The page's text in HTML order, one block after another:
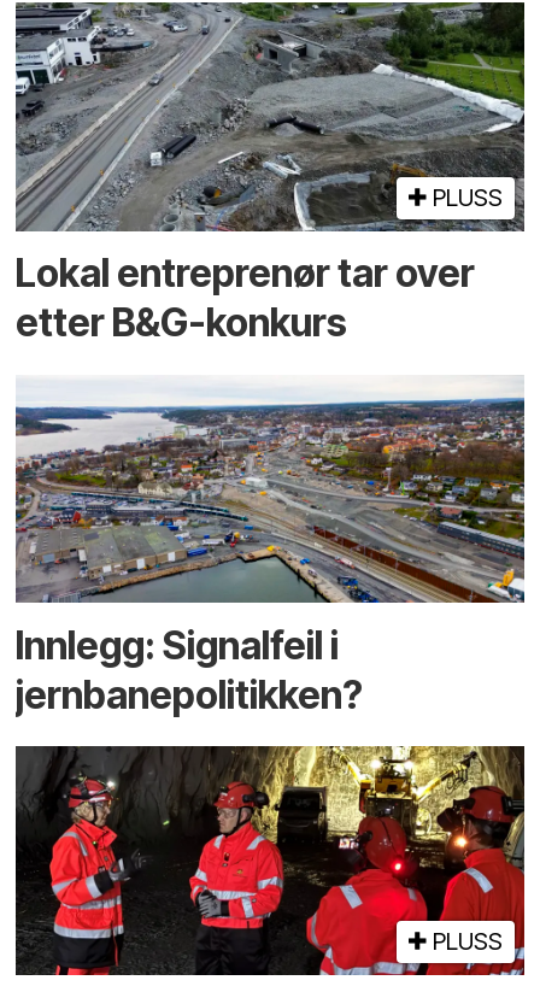
PLUSS
Lokal entreprenør tar over
etter B&G-konkurs
Innlegg: Signalfeil i
jernbanepolitikken?
PLUSS